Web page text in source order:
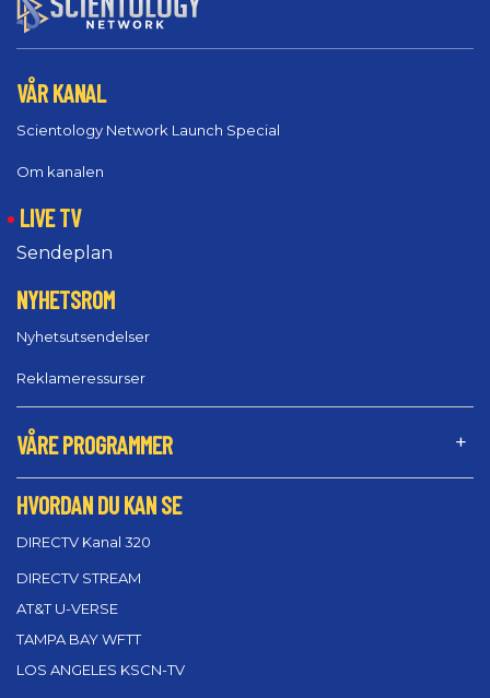
VÅR KANAL
Scientology Network Launch Special
Om kanalen
LIVE TV
Sendeplan
NYHETSROM
Nyhetsutsendelser
Reklameressurser
VÅRE PROGRAMMER
HVORDAN DU KAN SE
DIRECTV Kanal 320
DIRECTV STREAM
AT&T U-VERSE
TAMPA BAY WFTT
LOS ANGELES KSCN-TV